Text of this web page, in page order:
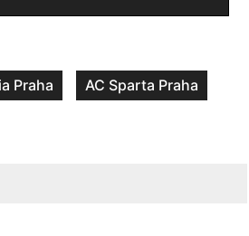
Praha AC Sparta Praha